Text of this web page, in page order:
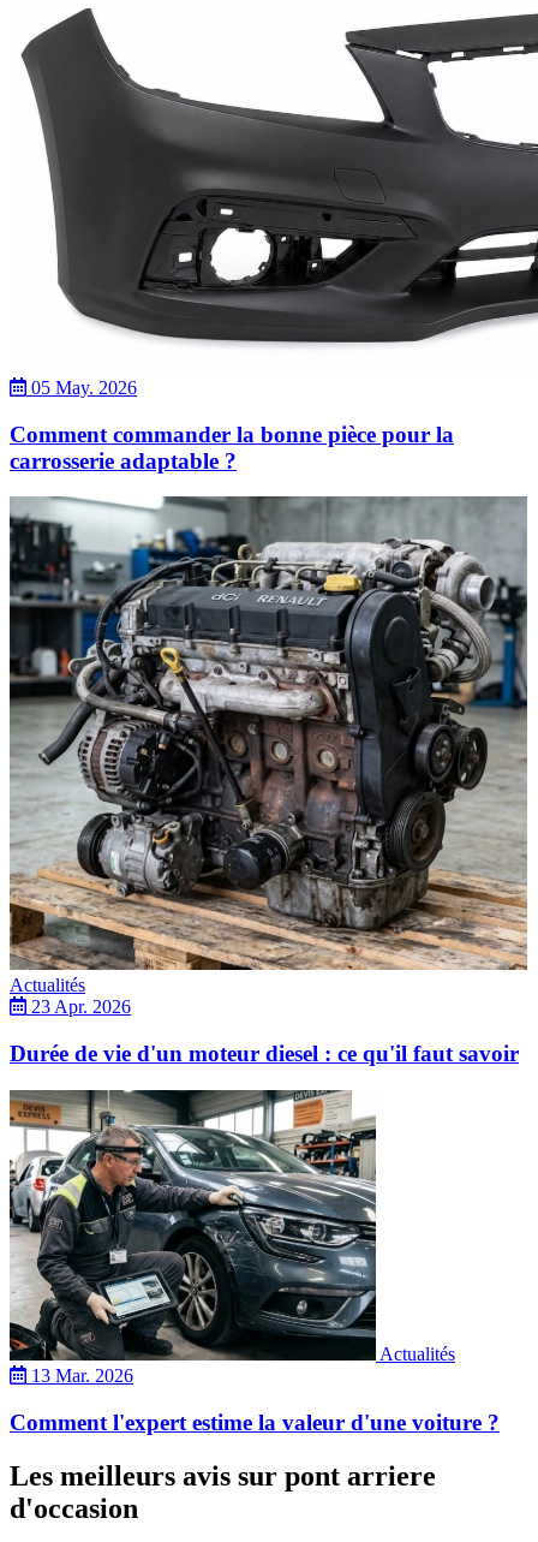
05 May. 2026
Comment commander la bonne pièce pour la
carrosserie adaptable ?
Actualités
23 Apr. 2026
Durée de vie d'un moteur diesel : ce qu'il faut savoir
Actualités
13 Mar. 2026
Comment l'expert estime la valeur d'une voiture ?
Les meilleurs avis sur pont arriere
d'occasion